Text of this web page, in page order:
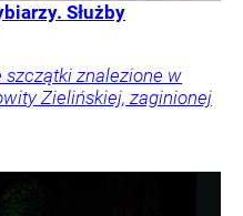
Służby
szczątki znalezione w
Zielińskiej, zaginionej